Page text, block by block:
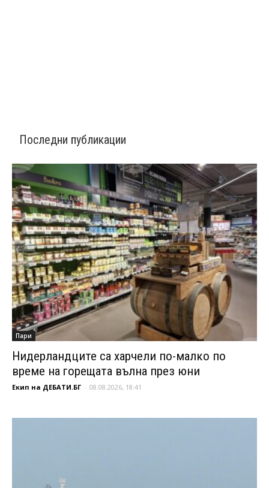
Последни публикации
Пари
Нидерландците са харчели по-малко по
време на горещата вълна през юни
Екип на ДЕБАТИ.БГ - 08.08.2026, 18:41